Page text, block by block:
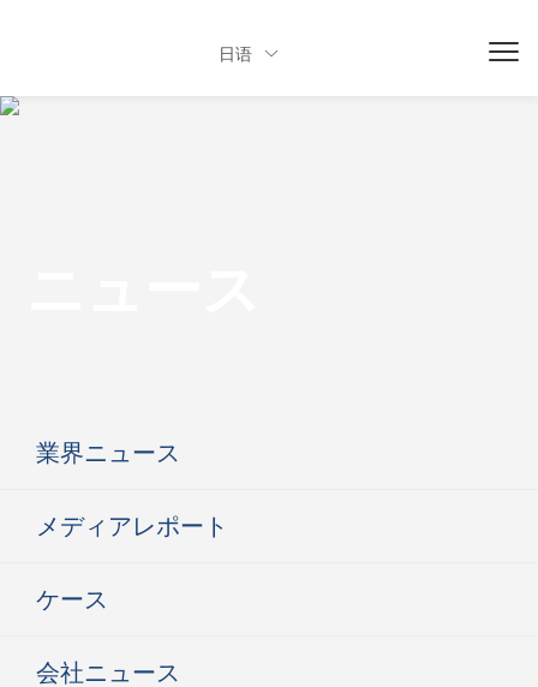
日语 
業界ニュース
メディアレポート
ケース
会社ニュース